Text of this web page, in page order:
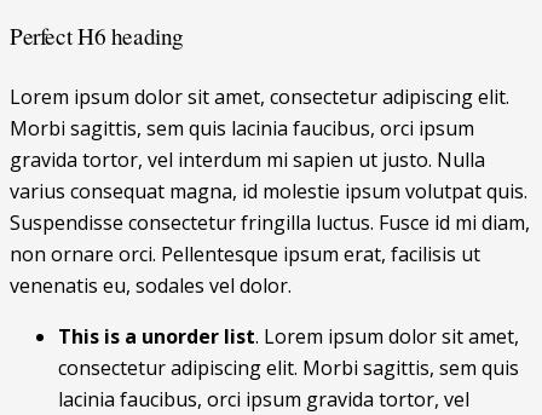
Perfect H6 heading
Lorem ipsum dolor sit amet, consectetur adipiscing elit.
Morbi sagittis, sem quis lacinia faucibus, orci ipsum
gravida tortor, vel interdum mi sapien ut justo. Nulla
varius consequat magna, id molestie ipsum volutpat quis.
Suspendisse consectetur fringilla luctus. Fusce id mi diam,
non ornare orci. Pellentesque ipsum erat, facilisis ut
venenatis eu, sodales vel dolor.
This is a unorder list. Lorem ipsum dolor sit amet,
consectetur adipiscing elit. Morbi sagittis, sem quis
lacinia faucibus, orci ipsum gravida tortor, vel